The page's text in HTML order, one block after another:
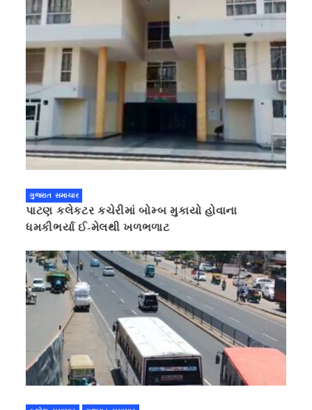
ગુજરાત સમાચાર
પાટણ કલેકટર કચેરીમાં બોમ્બ મુકાયો હોવાના
ધમકીભર્યા ઈ-મેલથી ખળભળાટ